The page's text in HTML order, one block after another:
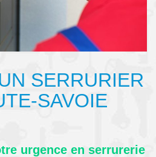
SERRURIER
SAVOIE
urgence en serrurerie